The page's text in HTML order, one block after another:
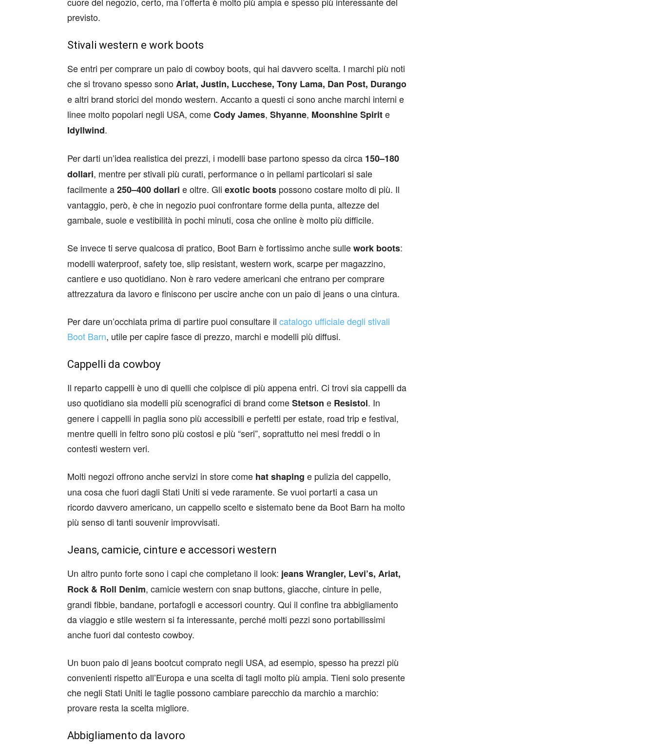
previsto.
Stivali western e work boots
Se entri per comprare un paio di cowboy boots, qui hai davvero scelta. I marchi più noti
che si trovano spesso sonoAriat, Justin, Lucchese, Tony Lama, Dan Post, Durango
e altri brand storici del mondo western. Accanto a questi ci sono anche marchi interni e
linee molto popolari negli USA, comeCody James, Shyanne, Moonshine Spirite
Idyllwind.
Per darti un’idea realistica dei prezzi, i modelli base partono spesso da circa 150–180
dollari, mentre per stivali più curati, performance o in pellami particolari si sale
facilmente a250–400 dollari e oltre. Gli exotic boots possono costare molto di più. Il
vantaggio, però, è che in negozio puoi confrontare forme della punta, altezze del
gambale, suole e vestibilità in pochi minuti, cosa che online è molto più difficile.
Se invece ti serve qualcosa di pratico, Boot Barn è fortissimo anche sullework boots:
modelli waterproof, safety toe, slip resistant, western work, scarpe per magazzino,
cantiere e uso quotidiano. Non è raro vedere americani che entrano per comprare
attrezzatura da lavoro e finiscono per uscire anche con un paio di jeans o una cintura.
Per dare un’occhiata prima di partire puoi consultare il catalogo ufficiale degli stivali
Boot Barn, utile per capire fasce di prezzo, marchi e modelli più diffusi.
Cappelli da cowboy
Il reparto cappelli è uno di quelli che colpisce di più appena entri. Ci trovi sia cappelli da
uso quotidiano sia modelli più scenografici di brand comeStetson e Resistol. In
genere i cappelli in paglia sono più accessibili e perfetti per estate, road trip e festival,
mentre quelli in feltro sono più costosi e più “seri”, soprattutto nei mesi freddi o in
contesti western veri.
Molti negozi offrono anche servizi in store come hat shaping e pulizia del cappello,
una cosa che fuori dagli Stati Uniti si vede raramente. Se vuoi portarti a casa un
ricordo davvero americano, un cappello scelto e sistemato bene da Boot Barn ha molto
più senso di tanti souvenir improvvisati.
Jeans, camicie, cinture e accessori western
Un altro punto forte sono i capi che completano il look: jeans Wrangler, Levi’s, Ariat,
Rock & Roll Denim, camicie western con snap buttons, giacche, cinture in pelle,
grandi fibbie, bandane, portafogli e accessori country. Qui il confine tra abbigliamento
da viaggio e stile western si fa interessante, perché molti pezzi sono portabilissimi
anche fuori dal contesto cowboy.
Un buon paio di jeans bootcut comprato negli USA, ad esempio, spesso ha prezzi più
convenienti rispetto all’Europa e una scelta di tagli molto più ampia. Tieni solo presente
che negli Stati Uniti le taglie possono cambiare parecchio da marchio a marchio:
provare resta la scelta migliore.
Abbigliamento da lavoro